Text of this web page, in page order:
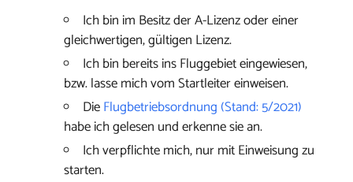
Ich bin im Besitz der A-Lizenz oder einer
gleichwertigen, gültigen Lizenz.
Ich bin bereits ins Fluggebiet eingewiesen,
bzw. lasse mich vom Startleiter einweisen.
DieFlugbetriebsordnung (Stand: 5/2021)
habe ich gelesen und erkenne sie an.
Ich verpflichte mich, nur mit Einweisung zu
starten.